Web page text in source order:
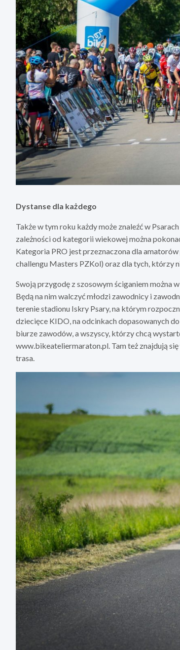
Dystanse dla każdego
Także w tym roku każdy może znaleźć w
zależności od kategorii wiekowej można
Kategoria PRO jest przeznaczona dla
challengu Masters PZKol) oraz dla tych, którzy
Swoją przygodę z szosowym ściganiem można
Będą na nim walczyć młodzi zawodnicy i
terenie stadionu Iskry Psary, na którym
dziecięce KIDO, na odcinkach dopasowanych
biurze zawodów, a wszyscy, którzy chcą
www.bikeateliermaraton.pl. Tam też znajdują
trasa.